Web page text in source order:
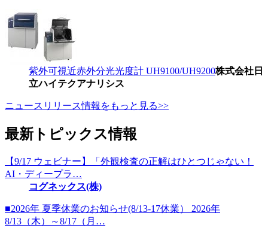
紫外可視近赤外分光光度計 UH9100/UH9200株式会社日
立ハイテクアナリシス
ニュースリリース情報をもっと見る>>
最新トピックス情報
【9/17 ウェビナー】「外観検査の正解はひとつじゃない！
AI・ディープラ…
コグネックス(株)
■2026年 夏季休業のお知らせ(8/13-17休業） 2026年
8/13（木）～8/17（月…